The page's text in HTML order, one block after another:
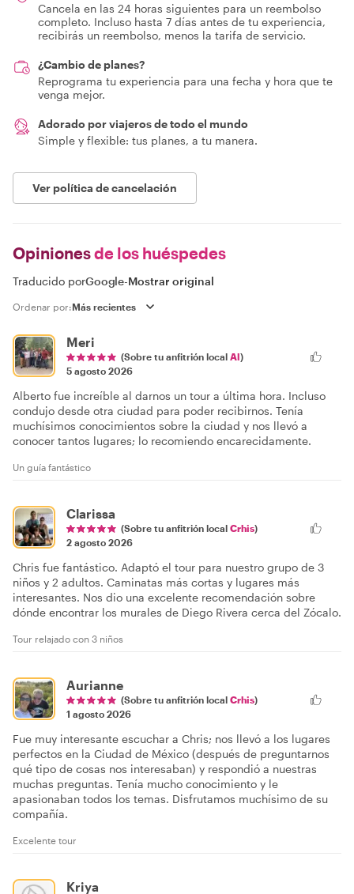
Cancela en las 24 horas siguientes para un reembolso
completo. Incluso hasta 7 días antes de tu experiencia,
recibirás un reembolso, menos la tarifa de servicio.
¿Cambio de planes?
Reprograma tu experiencia para una fecha y hora que te
venga mejor.
Adorado por viajeros de todo el mundo
Simple y flexible: tus planes, a tu manera.
Ver política de cancelación
Opinionesde los huéspedes
Traducido porGoogle-Mostrar original
Ordenar por:
Meri
(Sobre tu anfitrión local Al)
5 agosto 2026
Alberto fue increíble al darnos un tour a última hora. Incluso
condujo desde otra ciudad para poder recibirnos. Tenía
muchísimos conocimientos sobre la ciudad y nos llevó a
conocer tantos lugares; lo recomiendo encarecidamente.
Un guía fantástico
Clarissa
(Sobre tu anfitrión local Crhis)
2 agosto 2026
Chris fue fantástico. Adaptó el tour para nuestro grupo de 3
niños y 2 adultos. Caminatas más cortas y lugares más
interesantes. Nos dio una excelente recomendación sobre
dónde encontrar los murales de Diego Rivera cerca del Zócalo.
Tour relajado con 3 niños
Aurianne
(Sobre tu anfitrión local Crhis)
1 agosto 2026
Fue muy interesante escuchar a Chris; nos llevó a los lugares
perfectos en la Ciudad de México (después de preguntarnos
qué tipo de cosas nos interesaban) y respondió a nuestras
muchas preguntas. Tenía mucho conocimiento y le
apasionaban todos los temas. Disfrutamos muchísimo de su
compañía.
Excelente tour
Kriya